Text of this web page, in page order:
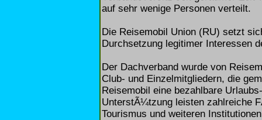
auf sehr wenige Personen verteilt.
Die Reisemobil Union (RU) setzt
Durchsetzung legitimer Interessen
Der Dachverband wurde von
Club- und Einzelmitgliedern, die
Reisemobil eine bezahlbare
UnterstÃ¼tzung leisten zahlreiche
Tourismus und weiteren